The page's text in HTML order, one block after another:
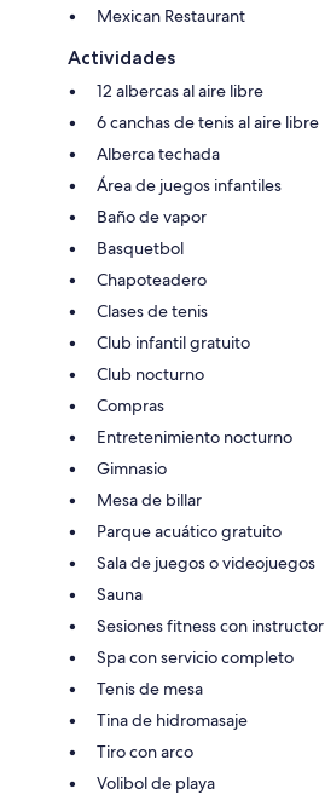
Mexican Restaurant
Actividades
12 albercas al aire libre
6 canchas de tenis al aire libre
Alberca techada
Área de juegos infantiles
Baño de vapor
Basquetbol
Chapoteadero
Clases de tenis
Club infantil gratuito
Club nocturno
Compras
Entretenimiento nocturno
Gimnasio
Mesa de billar
Parque acuático gratuito
Sala de juegos o videojuegos
Sauna
Sesiones fitness con instructor
Spa con servicio completo
Tenis de mesa
Tina de hidromasaje
Tiro con arco
Volibol de playa